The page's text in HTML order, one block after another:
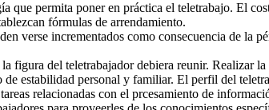
que permita poner en práctica el teletrabajo. El
fórmulas de arrendamiento.
verse incrementados como consecuencia de la
figura del teletrabajador debiera reunir. Realizar
estabilidad personal y familiar. El perfil del
relacionadas con el prcesamiento de